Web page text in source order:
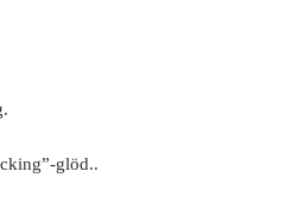
glöd..